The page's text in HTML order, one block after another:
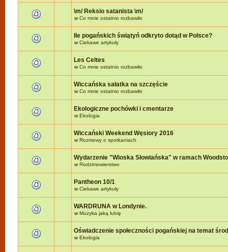
\m/ Reksio satanista \m/
wCo mnie ostatnio rozbawiło
Ile pogańskich świątyń odkryto dotąd w Polsce?
wCiekawe artykuły
Les Celtes
wCo mnie ostatnio rozbawiło
Wiccańska sałatka na szczęście
wCo mnie ostatnio rozbawiło
Ekologiczne pochówki i cmentarze
wEkologia
Wiccański Weekend Węsiory 2016
wRozmowy o spotkaniach
Wydarzenie "Wioska Słowiańska" w ramach
wRodzimowierstwo
Pantheon 10/1
wCiekawe artykuły
WARDRUNA w Londynie.
wMuzyka jaką lubię
Oświadczenie społeczności pogańskiej na temat
wEkologia